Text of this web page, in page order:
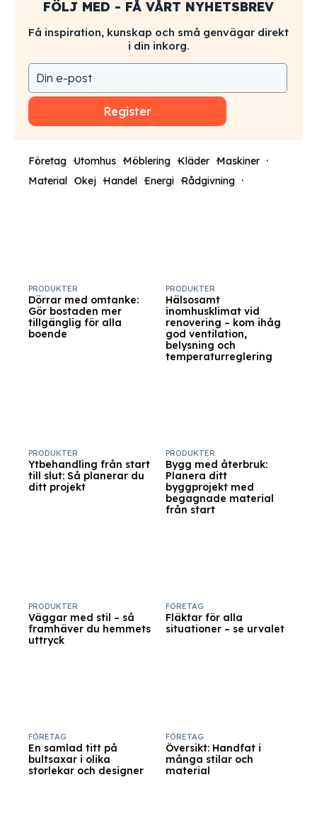
FÖLJ MED - FÅ VÅRT NYHETSBREV
Få inspiration, kunskap och små genvägar direkt
i din inkorg.
Register
Företag Utomhus Möblering Kläder Maskiner
Material Okej Handel Energi Rådgivning
Dörrar med omtanke:
Gör bostaden mer
tillgänglig för alla
boende
PRODUKTER
Hälsosamt
inomhusklimat vid
renovering – kom ihåg
god ventilation,
belysning och
temperaturreglering
PRODUKTER
Ytbehandling från start
till slut: Så planerar du
ditt projekt
PRODUKTER
Bygg med återbruk:
Planera ditt
byggprojekt med
begagnade material
från start
PRODUKTER
Väggar med stil – så
framhäver du hemmets
uttryck
PRODUKTER
Fläktar för alla
situationer – se urvalet
FÖRETAG
En samlad titt på
bultsaxar i olika
storlekar och designer
FÖRETAG
Översikt: Handfat i
många stilar och
material
FÖRETAG